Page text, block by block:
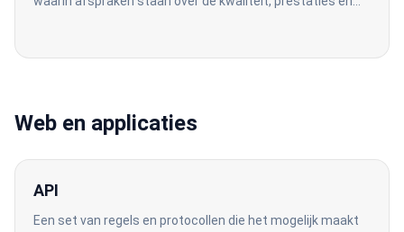
Web en applicaties
API
Een set van regels en protocollen die het mogelijk maakt